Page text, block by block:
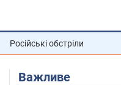
Російські обстріли
Важливе